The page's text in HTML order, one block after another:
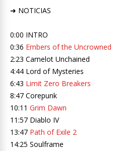
➜ NOTICIAS
0:00 INTRO
0:36 Embers of the Uncrowned
2:23 Camelot Unchained
4:44 Lord of Mysteries
6:43 Limit Zero Breakers
8:47 Corepunk
10:11 Grim Dawn
11:57 Diablo IV
13:47 Path of Exile 2
14:25 Soulframe